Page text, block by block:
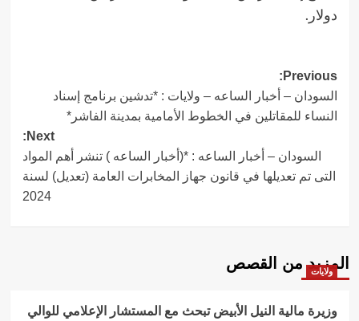
دولار.
Post
navigation
Previous:
السودان – أخبار الساعه – ولايات : *تدشين برنامج إسناد
النساء للمقاتلين في الخطوط الأمامية بمدينة الفاشر*
Next:
السودان – أخبار الساعه : *(أخبار الساعه ) تنشر أهم المواد
التى تم تعديلها في قانون جهاز المخابرات العامة (تعديل) لسنة
2024
المزيد من القصص
ولايات
وزيرة مالية النيل الأبيض تبحث مع المستشار الإعلامي للوالي